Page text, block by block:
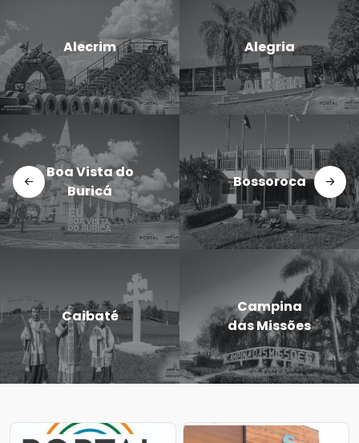
Candido
Godói
Cerro Largo
Dezesseis de
Novembro
Doutor
Maurício
Cardoso
Entre-Ijuís
Eugênio de
Castro